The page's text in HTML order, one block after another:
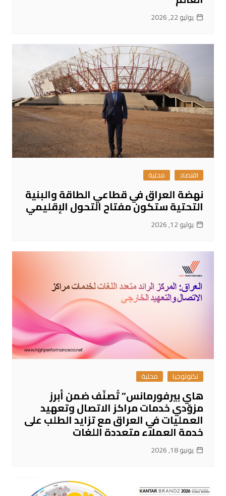
يوليو 22, 2026
اقتصاد محلية
نهضة العراق في قطاعي الطاقة والبنية
التحتية ستكون مفتاح التحول الإقليمي
يوليو 12, 2026
تكنولوجيا محلية
هاي بيرفورمانس” تُصنّف ضمن أبرز
مزوّدي خدمات مراكز الاتصال وتعهيد
العمليات في العراق مع تزايد الطلب على
خدمة العملاء متعددة اللغات
يونيو 18, 2026